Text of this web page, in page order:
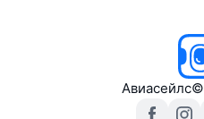
Авиасейлс©